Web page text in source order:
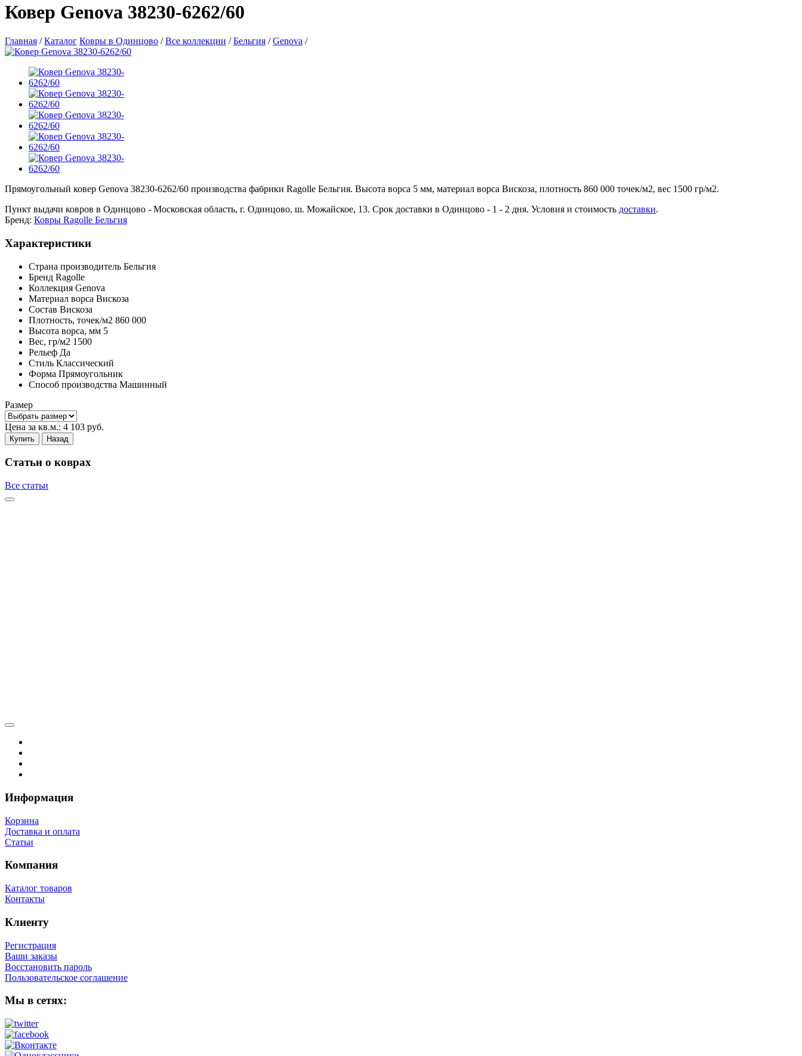
Ковер Genova 38230-6262/60
Главная / Каталог Ковры в Одинцово / Все коллекции / Бельгия / Genova /
Прямоугольный ковер Genova 38230-6262/60 производства фабрики Ragolle Бельгия. Высота ворса 5 мм, материал ворса Вискоза, плотность 860 000 точек/м2, вес 1500 гр/м2.
Пункт выдачи ковров в Одинцово - Московская область, г. Одинцово, ш. Можайское, 13. Срок доставки в Одинцово - 1 - 2 дня. Условия и стоимость доставки.
Бренд: Ковры Ragolle Бельгия
Характеристики
Страна производитель Бельгия
Бренд Ragolle
Коллекция Genova
Материал ворса Вискоза
Состав Вискоза
Плотность, точек/м2 860 000
Высота ворса, мм 5
Вес, гр/м2 1500
Рельеф Да
Стиль Классический
Форма Прямоугольник
Способ производства Машинный
Размер
Цена за кв.м.: 4 103 руб.
Купить Назад
Статьи о коврах
Все статьи
Информация
Корзина
Доставка и оплата
Статьи
Компания
Каталог товаров
Контакты
Клиенту
Регистрация
Ваши заказы
Восстановить пароль
Пользовательское соглашение
Мы в сетях: